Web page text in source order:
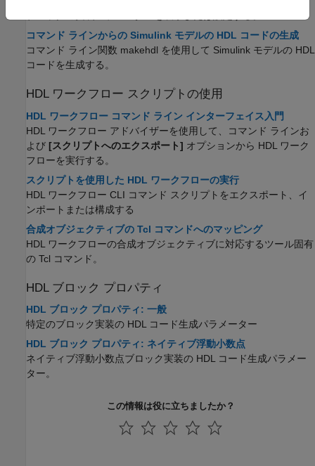
コマンド ラインからの Simulink モデルの HDL コードの生成
コマンド ライン関数 makehdl を使用して Simulink モデルの HDL
コードを生成する。
HDL ワークフロー スクリプトの使用
HDL ワークフロー コマンド ライン インターフェイス入門
HDL ワークフロー アドバイザーを使用して、コマンド ラインお
よび [スクリプトへのエクスポート] オプションから HDL ワーク
フローを実行する。
スクリプトを使用した HDL ワークフローの実行
HDL ワークフロー CLI コマンド スクリプトをエクスポート、イ
ンポートまたは構成する
合成オブジェクティブの Tcl コマンドへのマッピング
HDL ワークフローの合成オブジェクティブに対応するツール固有
の Tcl コマンド。
HDL ブロック プロパティ
HDL ブロック プロパティ: 一般
特定のブロック実装の HDL コード生成パラメーター
HDL ブロック プロパティ: ネイティブ浮動小数点
ネイティブ浮動小数点ブロック実装の HDL コード生成パラメー
ター。
この情報は役に立ちましたか？